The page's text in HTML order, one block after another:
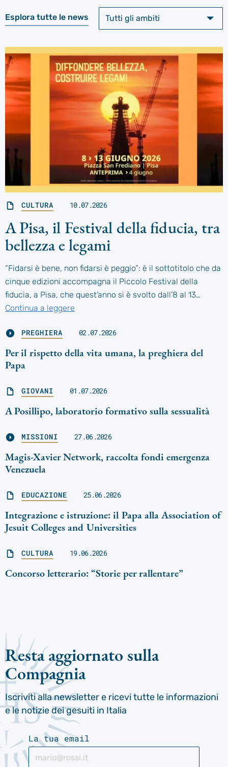
Esplora tutte le news
CULTURA 10.07.2026
A Pisa, il Festival della fiducia, tra
bellezza e legami
“Fidarsi è bene, non fidarsi è peggio”: è il sottotitolo che da
cinque edizioni accompagna il Piccolo Festival della
fiducia, a Pisa, che quest’anno si è svolto dall’8 al 13…
Continua a leggere
PREGHIERA 02.07.2026
Per il rispetto della vita umana, la preghiera del
Papa
GIOVANI 01.07.2026
A Posillipo, laboratorio formativo sulla sessualità
MISSIONI 27.06.2026
Magis-Xavier Network, raccolta fondi emergenza
Venezuela
EDUCAZIONE 25.06.2026
Integrazione e istruzione: il Papa alla Association of
Jesuit Colleges and Universities
CULTURA 19.06.2026
Concorso letterario: “Storie per rallentare”
Resta aggiornato sulla
Compagnia
Iscriviti alla newsletter e ricevi tutte le informazioni
e le notizie dei gesuiti in Italia
La tua email